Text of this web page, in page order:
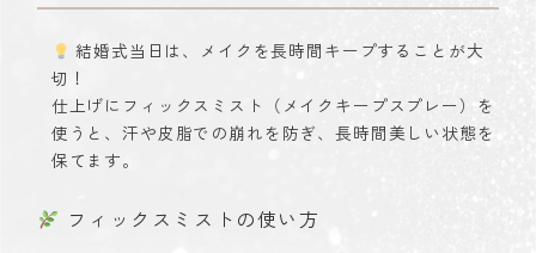
結婚式当日は、メイクを長時間キープすることが大
切！
仕上げにフィックスミスト（メイクキープスプレー）を
使うと、汗や皮脂での崩れを防ぎ、長時間美しい状態を
保てます。
フィックスミストの使い方